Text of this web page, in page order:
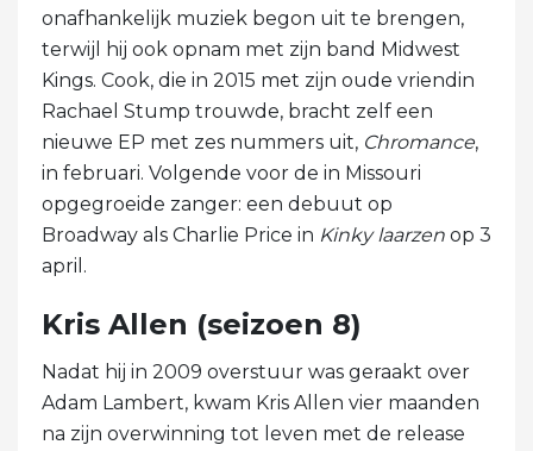
onafhankelijk muziek begon uit te brengen,
terwijl hij ook opnam met zijn band Midwest
Kings. Cook, die in 2015 met zijn oude vriendin
Rachael Stump trouwde, bracht zelf een
nieuwe EP met zes nummers uit, Chromance,
in februari. Volgende voor de in Missouri
opgegroeide zanger: een debuut op
Broadway als Charlie Price in Kinky laarzen op 3
april.
Kris Allen (seizoen 8)
Nadat hij in 2009 overstuur was geraakt over
Adam Lambert, kwam Kris Allen vier maanden
na zijn overwinning tot leven met de release